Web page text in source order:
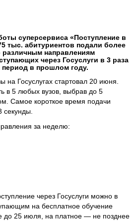
суперсервиса «Поступление в
тыс. абитуриентов подали более
различным направлениям
через Госуслуги в 3 раза
в прошлом году.
на Госуслугах стартовал 20 июня.
в 5 любых вузов, выбрав до 5
Самое короткое время подачи
за неделю:
через Госуслуги можно в
на бесплатное обучение
до 25 июля, на платное — не позднее